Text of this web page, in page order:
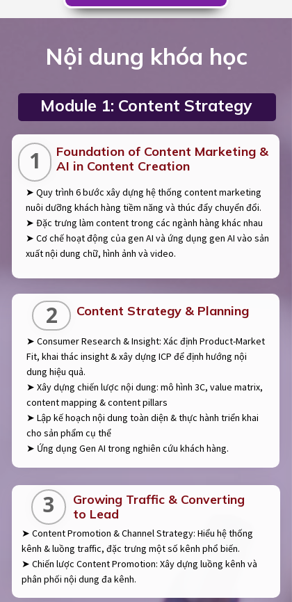
Foundation of Content Marketing &
AI in Content Creation
➤ Quy trình 6 bước xây dựng hệ thống content marketing
nuôi dưỡng khách hàng tiềm năng và thúc đẩy chuyển đổi.
➤ Đặc trưng làm content trong các ngành hàng khác nhau
➤ Cơ chế hoạt động của gen AI và ứng dụng gen AI vào sản
xuất nội dung chữ, hình ảnh và video.
1
Content Strategy & Planning
➤ Consumer Research & Insight: Xác định Product-Market
Fit, khai thác insight & xây dựng ICP để định hướng nội
dung hiệu quả.
➤ Xây dựng chiến lược nội dung: mô hình 3C, value matrix,
content mapping & content pillars
➤ Lập kế hoạch nội dung toàn diện & thực hành triển khai
cho sản phẩm cụ thể
➤ Ứng dụng Gen AI trong nghiên cứu khách hàng.
2
Growing Traffic & Converting
to Lead
➤ Content Promotion & Channel Strategy: Hiểu hệ thống
kênh & luồng traffic, đặc trưng một số kênh phổ biến.
➤ Chiến lược Content Promotion: Xây dựng luồng kênh và
phân phối nội dung đa kênh.
3
Module 1: Content Strategy
Nội dung khóa học